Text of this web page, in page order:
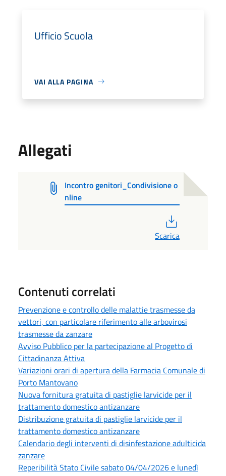
Ufficio Scuola
VAI ALLA PAGINA
Allegati
Incontro genitori_Condivisione o
nline
Scarica
Contenuti correlati
Prevenzione e controllo delle malattie trasmesse da
vettori, con particolare riferimento alle arbovirosi
trasmesse da zanzare
Avviso Pubblico per la partecipazione al Progetto di
Cittadinanza Attiva
Variazioni orari di apertura della Farmacia Comunale di
Porto Mantovano
Nuova fornitura gratuita di pastiglie larvicide per il
trattamento domestico antizanzare
Distribuzione gratuita di pastiglie larvicide per il
trattamento domestico antizanzare
Calendario degli interventi di disinfestazione adulticida
zanzare
Reperibilità Stato Civile sabato 04/04/2026 e lunedì